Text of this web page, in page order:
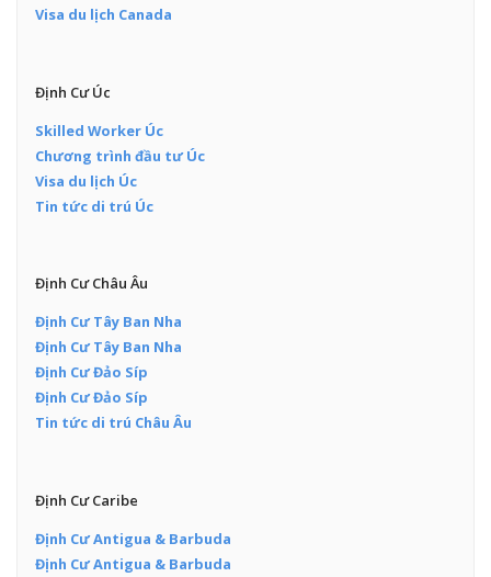
Visa du lịch Canada
Định Cư Úc
Skilled Worker Úc
Chương trình đầu tư Úc
Visa du lịch Úc
Tin tức di trú Úc
Định Cư Châu Âu
Định Cư Tây Ban Nha
Định Cư Tây Ban Nha
Định Cư Đảo Síp
Định Cư Đảo Síp
Tin tức di trú Châu Âu
Định Cư Caribe
Định Cư Antigua & Barbuda
Định Cư Antigua & Barbuda